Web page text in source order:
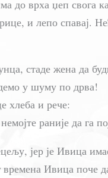
до врха џеп свога
и лепо спавај.
стаде жена да
у шуму по дрва!
хлеба и рече:
раније да га
јер је Ивица
Ивица поче